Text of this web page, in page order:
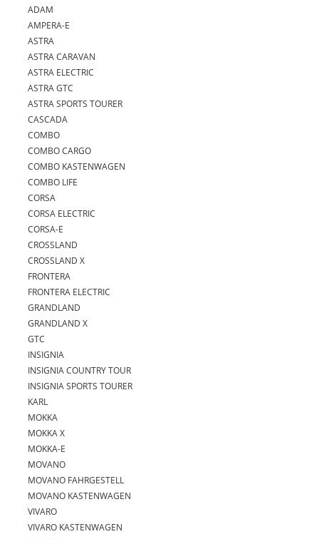
ADAM
AMPERA-E
ASTRA
ASTRA CARAVAN
ASTRA ELECTRIC
ASTRA GTC
ASTRA SPORTS TOURER
CASCADA
COMBO
COMBO CARGO
COMBO KASTENWAGEN
COMBO LIFE
CORSA
CORSA ELECTRIC
CORSA-E
CROSSLAND
CROSSLAND X
FRONTERA
FRONTERA ELECTRIC
GRANDLAND
GRANDLAND X
GTC
INSIGNIA
INSIGNIA COUNTRY TOUR
INSIGNIA SPORTS TOURER
KARL
MOKKA
MOKKA X
MOKKA-E
MOVANO
MOVANO FAHRGESTELL
MOVANO KASTENWAGEN
VIVARO
VIVARO KASTENWAGEN